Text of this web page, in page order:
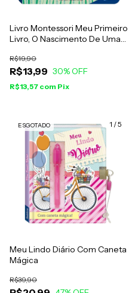
Livro Montessori Meu Primeiro
Livro, O Nascimento De Uma
Piroddi
R$13,99
R$19,90
30% OFF
R$13,57 com Pix
1 /5
ESGOTADO
Meu Lindo Diário Com Caneta
Mágica
R$39,90